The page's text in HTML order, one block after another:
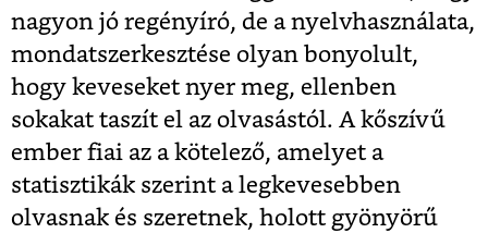
nagyon jó regényíró, de a nyelvhasználata,
mondatszerkesztése olyan bonyolult,
hogy keveseket nyer meg, ellenben
sokakat taszít el az olvasástól. A kőszívű
ember fiai az a kötelező, amelyet a
statisztikák szerint a legkevesebben
olvasnak és szeretnek, holott gyönyörű